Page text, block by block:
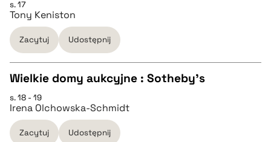
pobierz cytat
BIBTEX
pobierz cytat
s. 17
Tony Keniston
Zacytuj Udostępnij
CZYSTY TEKST
pobierz cytat
Wielkie domy aukcyjne : Sotheby's
s. 18 - 19
Irena Olchowska-Schmidt
Zacytuj Udostępnij